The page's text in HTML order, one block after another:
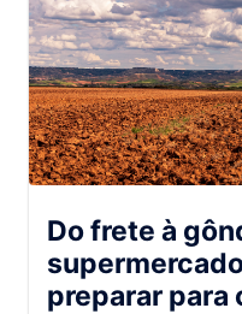
Do frete à
preparar para